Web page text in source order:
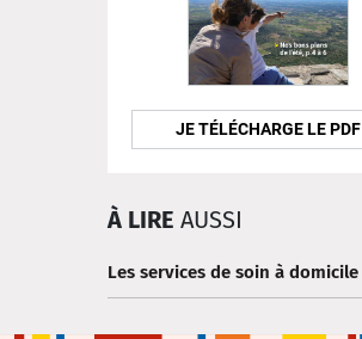
JE TÉLÉCHARGE LE PDF
À LIRE AUSSI
Les services de soin à domicile